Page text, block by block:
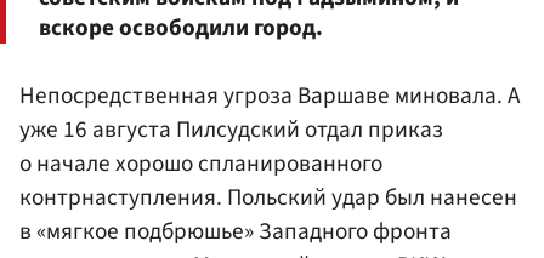
вскоре освободили город.
Непосредственная угроза Варшаве миновала. А
уже 16 августа Пилсудский отдал приказ
о начале хорошо спланированного
контрнаступления. Польский удар был нанесен
в «мягкое подбрюшье» Западного фронта